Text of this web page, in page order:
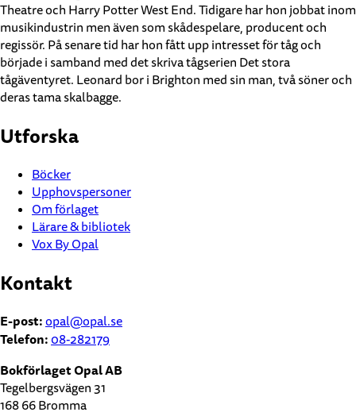
Theatre och Harry Potter West End. Tidigare har hon jobbat inom
musikindustrin men även som skådespelare, producent och
regissör. På senare tid har hon fått upp intresset för tåg och
började i samband med det skriva tågserien Det stora
tågäventyret. Leonard bor i Brighton med sin man, två söner och
deras tama skalbagge.
Utforska
Böcker
Upphovspersoner
Om förlaget
Lärare & bibliotek
Vox By Opal
Kontakt
E-post:opal@opal.se
Telefon:08-282179
Bokförlaget Opal AB
Tegelbergsvägen 31
168 66 Bromma